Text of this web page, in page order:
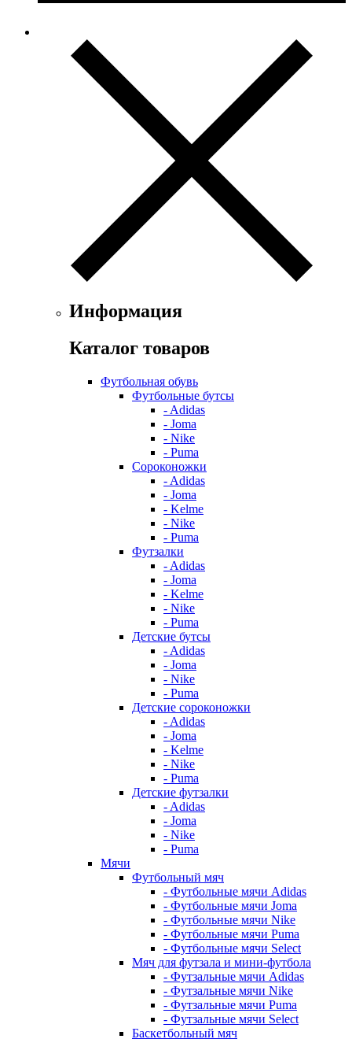
Информация
Каталог товаров
Футбольная обувь
Футбольные бутсы
- Adidas
- Joma
- Nike
- Puma
Сороконожки
- Adidas
- Joma
- Kelme
- Nike
- Puma
Футзалки
- Adidas
- Joma
- Kelme
- Nike
- Puma
Детские бутсы
- Adidas
- Joma
- Nike
- Puma
Детские сороконожки
- Adidas
- Joma
- Kelme
- Nike
- Puma
Детские футзалки
- Adidas
- Joma
- Nike
- Puma
Мячи
Футбольный мяч
- Футбольные мячи Adidas
- Футбольные мячи Joma
- Футбольные мячи Nike
- Футбольные мячи Puma
- Футбольные мячи Select
Мяч для футзала и мини-футбола
- Футзальные мячи Adidas
- Футзальные мячи Nike
- Футзальные мячи Puma
- Футзальные мячи Select
Баскетбольный мяч